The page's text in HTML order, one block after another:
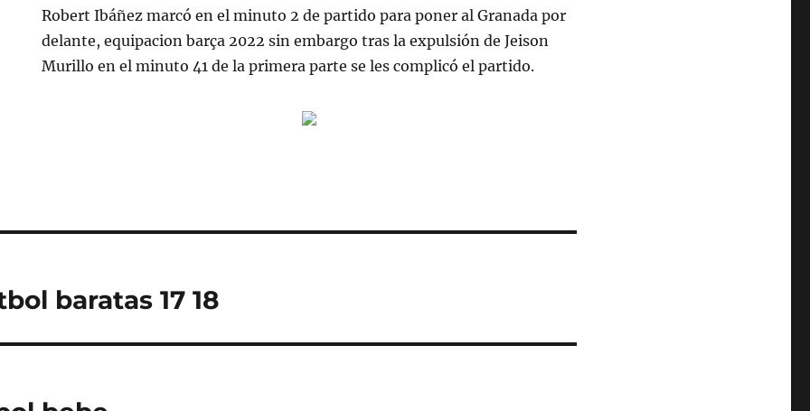
Robert Ibáñez marcó en el minuto 2 de partido para poner al Granada por
delante, equipacion barça 2022 sin embargo tras la expulsión de Jeison
Murillo en el minuto 41 de la primera parte se les complicó el partido.
baratas 17 18